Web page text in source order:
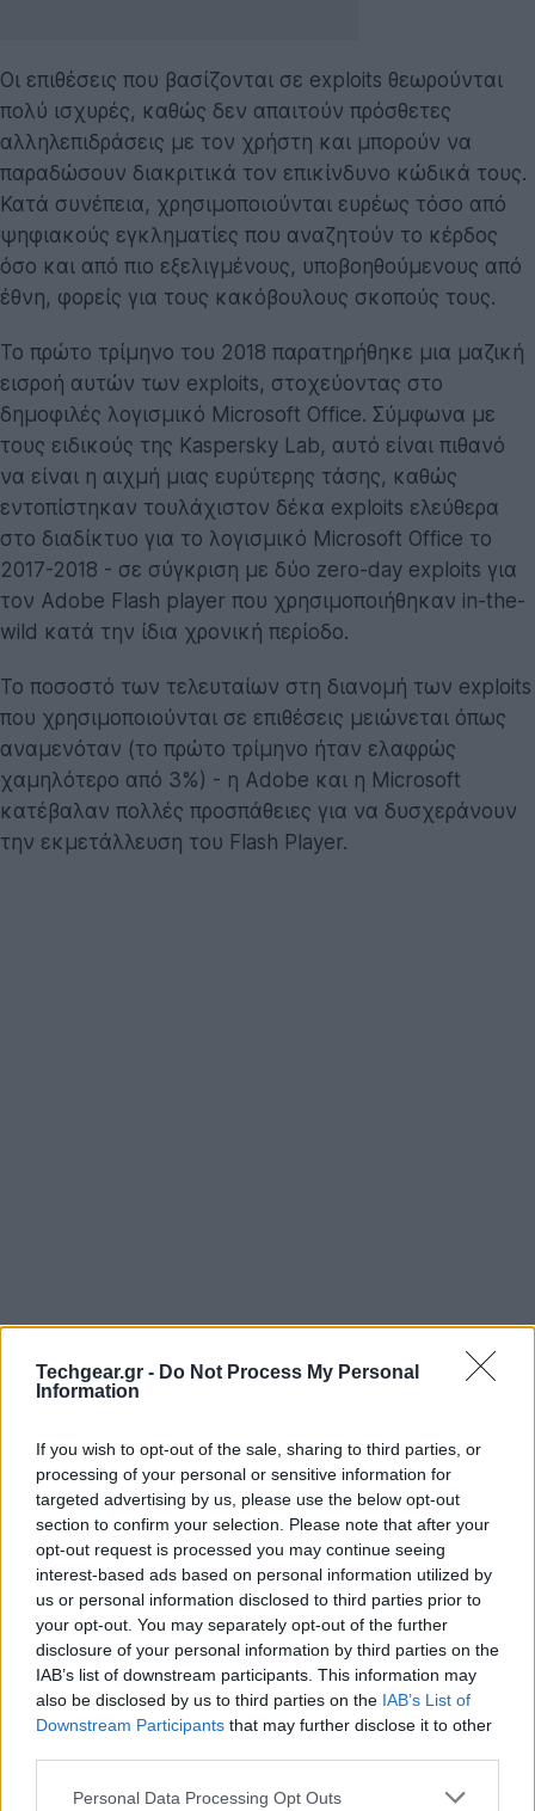
Techgear.gr - Do Not Process My Personal
Information
If you wish to opt-out of the sale, sharing to third parties, or
processing of your personal or sensitive information for
targeted advertising by us, please use the below opt-out
section to confirm your selection. Please note that after your
opt-out request is processed you may continue seeing
interest-based ads based on personal information utilized by
us or personal information disclosed to third parties prior to
your opt-out. You may separately opt-out of the further
disclosure of your personal information by third parties on the
IAB’s list of downstream participants. This information may
also be disclosed by us to third parties on the IAB’s List of
Downstream Participants that may further disclose it to other
Please note that this website/app uses one or more Google
Personal Data Processing Opt Outs
Οι επιθέσεις που βασίζονται σε exploits θεωρούνται
πολύ ισχυρές, καθώς δεν απαιτούν πρόσθετες
αλληλεπιδράσεις με τον χρήστη και μπορούν να
παραδώσουν διακριτικά τον επικίνδυνο κώδικά τους.
Κατά συνέπεια, χρησιμοποιούνται ευρέως τόσο από
ψηφιακούς εγκληματίες που αναζητούν το κέρδος
όσο και από πιο εξελιγμένους, υποβοηθούμενους από
έθνη, φορείς για τους κακόβουλους σκοπούς τους.
Το πρώτο τρίμηνο του 2018 παρατηρήθηκε μια μαζική
εισροή αυτών των exploits, στοχεύοντας στο
δημοφιλές λογισμικό Microsoft Office. Σύμφωνα με
τους ειδικούς της Kaspersky Lab, αυτό είναι πιθανό
να είναι η αιχμή μιας ευρύτερης τάσης, καθώς
εντοπίστηκαν τουλάχιστον δέκα exploits ελεύθερα
στο διαδίκτυο για το λογισμικό Microsoft Office το
2017-2018 - σε σύγκριση με δύο zero-day exploits για
τον Adobe Flash player που χρησιμοποιήθηκαν in-the-
wild κατά την ίδια χρονική περίοδο.
Το ποσοστό των τελευταίων στη διανομή των exploits
που χρησιμοποιούνται σε επιθέσεις μειώνεται όπως
αναμενόταν (το πρώτο τρίμηνο ήταν ελαφρώς
χαμηλότερο από 3%) - η Adobe και η Microsoft
κατέβαλαν πολλές προσπάθειες για να δυσχεράνουν
την εκμετάλλευση του Flash Player.
Αφού οι ψηφιακοί εγκληματίες ανακαλύψουν μία
ευπάθεια, προετοιμάζουν ένα έτοιμο προς χρήση
exploit. Στη συνέχεια, χρησιμοποιούν τη μέθοδο spear-
phishing ως φορέα «μόλυνσης», θέτοντας σε κίνδυνο
τους χρήστες και τις εταιρείες μέσω email με
κακόβουλα συνημμένα. Ακόμη χειρότερα, τέτοιοι
φορείς επίθεσης με spear-phishing είναι συνήθως
διακριτικοί και χρησιμοποιούνται πολύ ενεργά σε
εξειδικευμένες στοχευμένες επιθέσεις - υπήρχαν
πολλά παραδείγματα αυτού μόνο τους τελευταίους έξι
μήνες.